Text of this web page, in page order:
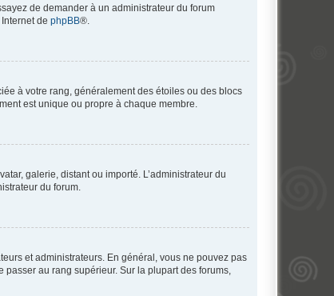
de demander à un administrateur du forum
de phpBB®.
à votre rang, généralement des étoiles ou des blocs
est unique ou propre à chaque membre.
galerie, distant ou importé. L’administrateur du
du forum.
et administrateurs. En général, vous ne pouvez pas
passer au rang supérieur. Sur la plupart des forums,